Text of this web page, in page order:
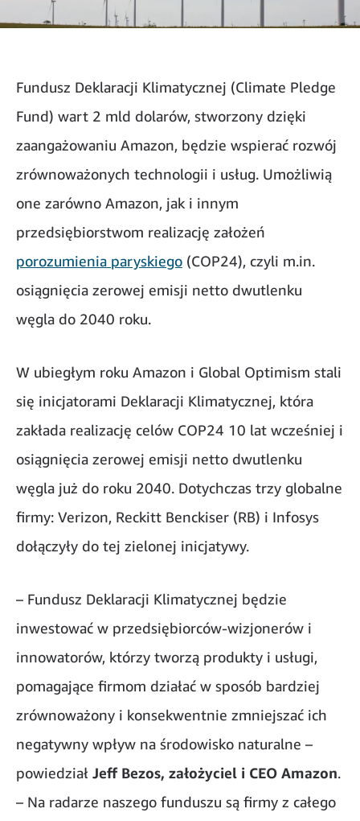
Fundusz Deklaracji Klimatycznej (Climate Pledge
Fund) wart 2 mld dolarów, stworzony dzięki
zaangażowaniu Amazon, będzie wspierać rozwój
zrównoważonych technologii i usług. Umożliwią
one zarówno Amazon, jak i innym
przedsiębiorstwom realizację założeń
porozumienia paryskiego (COP24), czyli m.in.
osiągnięcia zerowej emisji netto dwutlenku
węgla do 2040 roku.
W ubiegłym roku Amazon i Global Optimism stali
się inicjatorami Deklaracji Klimatycznej, która
zakłada realizację celów COP24 10 lat wcześniej i
osiągnięcia zerowej emisji netto dwutlenku
węgla już do roku 2040. Dotychczas trzy globalne
firmy: Verizon, Reckitt Benckiser (RB) i Infosys
dołączyły do tej zielonej inicjatywy.
– Fundusz Deklaracji Klimatycznej będzie
inwestować w przedsiębiorców-wizjonerów i
innowatorów, którzy tworzą produkty i usługi,
pomagające firmom działać w sposób bardziej
zrównoważony i konsekwentnie zmniejszać ich
negatywny wpływ na środowisko naturalne –
powiedział Jeff Bezos, założyciel i CEO Amazon.
– Na radarze naszego funduszu są firmy z całego